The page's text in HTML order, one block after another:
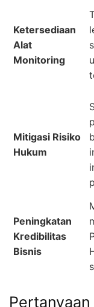
Ketersediaan
Alat
Monitoring
Mitigasi Risiko
Hukum
Peningkatan
Kredibilitas
Bisnis